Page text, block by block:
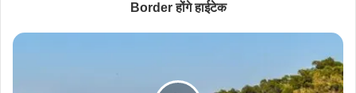
Border होंगे हाईटेक